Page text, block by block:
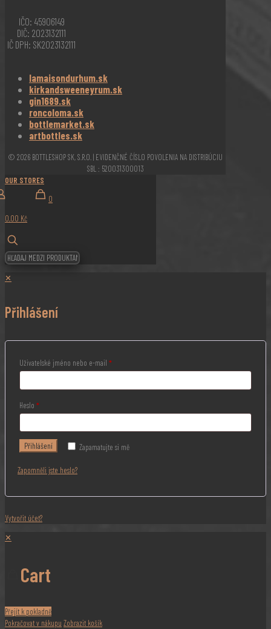
IČO: 45906149
DIČ: 2023132111
IČ DPH: SK2023132111
lamaisondurhum.sk
kirkandsweeneyrum.sk
gin1689.sk
roncoloma.sk
bottlemarket.sk
artbottles.sk
© 2026 BOTTLESHOP SK, S.R.O. | EVIDENČNÉ ČÍSLO POVOLENIA NA DISTRIBÚCIU
SBL : 520031300013
OUR STORES
0
0,00 Kč
✕
Přihlášení
Uživatelské jméno nebo e-mail *
Heslo *
Zapamatujte si mě
Přihlášení
Zapomněli jste heslo?
Vytvořit účet?
✕
Cart
Přejít k pokladně
Pokračovat v nákupu Zobrazit košík